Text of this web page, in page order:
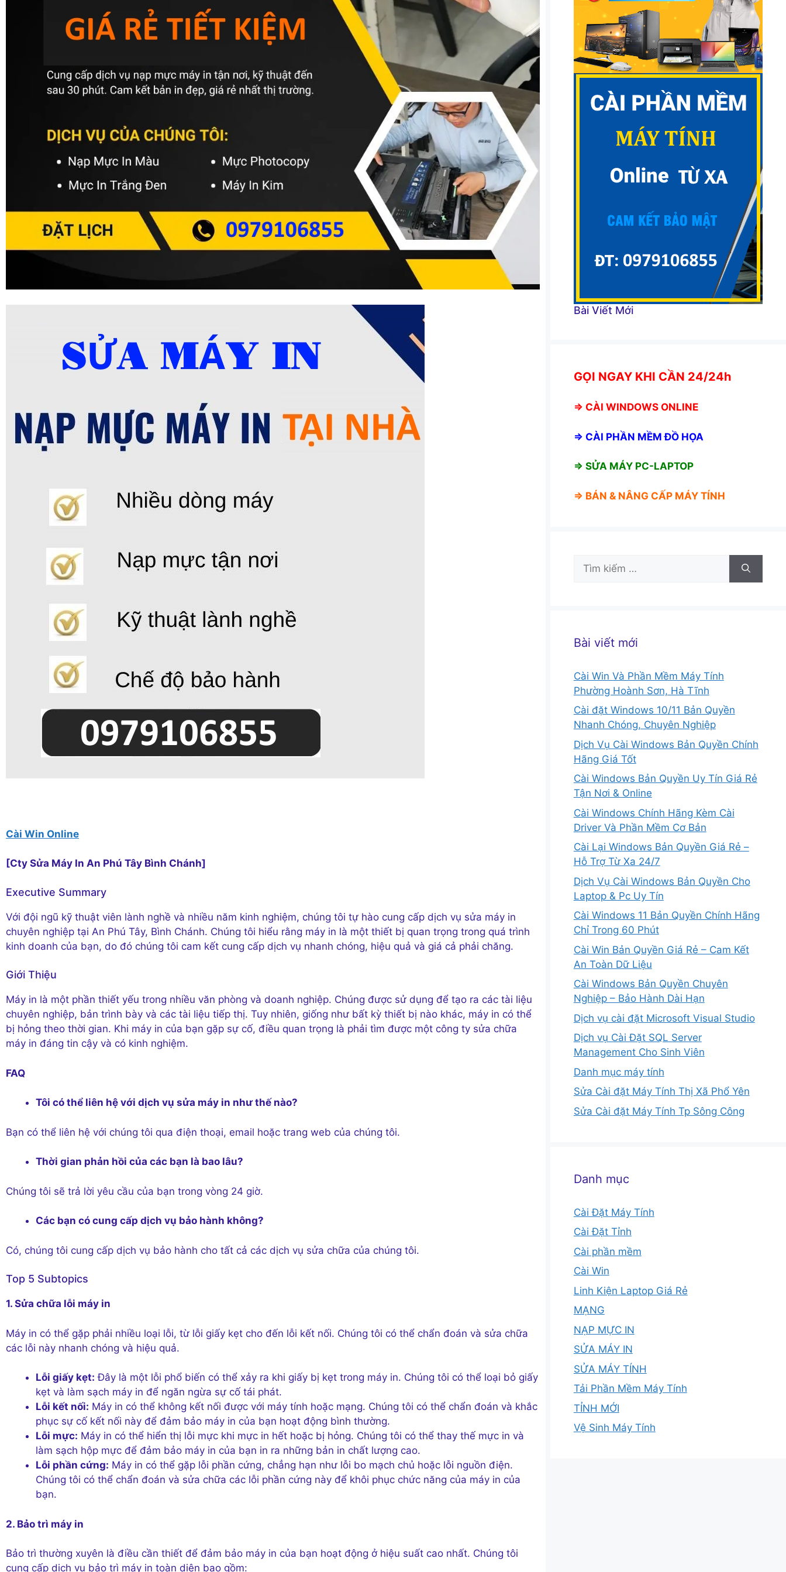
Cài Win Online
[Cty Sửa Máy In An Phú Tây Bình Chánh]
Executive Summary
Với đội ngũ kỹ thuật viên lành nghề và nhiều năm kinh nghiệm, chúng tôi tự hào cung cấp dịch vụ sửa máy in
chuyên nghiệp tại An Phú Tây, Bình Chánh. Chúng tôi hiểu rằng máy in là một thiết bị quan trọng trong quá trình
kinh doanh của bạn, do đó chúng tôi cam kết cung cấp dịch vụ nhanh chóng, hiệu quả và giá cả phải chăng.
Giới Thiệu
Máy in là một phần thiết yếu trong nhiều văn phòng và doanh nghiệp. Chúng được sử dụng để tạo ra các tài liệu
chuyên nghiệp, bản trình bày và các tài liệu tiếp thị. Tuy nhiên, giống như bất kỳ thiết bị nào khác, máy in có thể
bị hỏng theo thời gian. Khi máy in của bạn gặp sự cố, điều quan trọng là phải tìm được một công ty sửa chữa
máy in đáng tin cậy và có kinh nghiệm.
FAQ
Tôi có thể liên hệ với dịch vụ sửa máy in như thế nào?
Bạn có thể liên hệ với chúng tôi qua điện thoại, email hoặc trang web của chúng tôi.
Thời gian phản hồi của các bạn là bao lâu?
Chúng tôi sẽ trả lời yêu cầu của bạn trong vòng 24 giờ.
Các bạn có cung cấp dịch vụ bảo hành không?
Có, chúng tôi cung cấp dịch vụ bảo hành cho tất cả các dịch vụ sửa chữa của chúng tôi.
Top 5 Subtopics
1. Sửa chữa lỗi máy in
Máy in có thể gặp phải nhiều loại lỗi, từ lỗi giấy kẹt cho đến lỗi kết nối. Chúng tôi có thể chẩn đoán và sửa chữa
các lỗi này nhanh chóng và hiệu quả.
Lỗi giấy kẹt: Đây là một lỗi phổ biến có thể xảy ra khi giấy bị kẹt trong máy in. Chúng tôi có thể loại bỏ giấy
kẹt và làm sạch máy in để ngăn ngừa sự cố tái phát.
Lỗi kết nối: Máy in có thể không kết nối được với máy tính hoặc mạng. Chúng tôi có thể chẩn đoán và khắc
phục sự cố kết nối này để đảm bảo máy in của bạn hoạt động bình thường.
Lỗi mực: Máy in có thể hiển thị lỗi mực khi mực in hết hoặc bị hỏng. Chúng tôi có thể thay thế mực in và
làm sạch hộp mực để đảm bảo máy in của bạn in ra những bản in chất lượng cao.
Lỗi phần cứng: Máy in có thể gặp lỗi phần cứng, chẳng hạn như lỗi bo mạch chủ hoặc lỗi nguồn điện.
Chúng tôi có thể chẩn đoán và sửa chữa các lỗi phần cứng này để khôi phục chức năng của máy in của
bạn.
2. Bảo trì máy in
Bảo trì thường xuyên là điều cần thiết để đảm bảo máy in của bạn hoạt động ở hiệu suất cao nhất. Chúng tôi
cung cấp dịch vụ bảo trì máy in toàn diện bao gồm:
Bài Viết Mới
GỌI NGAY KHI CẦN 24/24h
⇒ CÀI WINDOWS ONLINE
⇒ CÀI PHẦN MỀM ĐỒ HỌA
⇒ SỬA MÁY PC-LAPTOP
⇒ BÁN & NÂNG CẤP MÁY TÍNH
Tìm
kiếm
Bài viết mới
Cài Win Và Phần Mềm Máy Tính
Phường Hoành Sơn, Hà Tĩnh
Cài đặt Windows 10/11 Bản Quyền
Nhanh Chóng, Chuyên Nghiệp
Dịch Vụ Cài Windows Bản Quyền Chính
Hãng Giá Tốt
Cài Windows Bản Quyền Uy Tín Giá Rẻ
Tận Nơi & Online
Cài Windows Chính Hãng Kèm Cài
Driver Và Phần Mềm Cơ Bản
Cài Lại Windows Bản Quyền Giá Rẻ –
Hỗ Trợ Từ Xa 24/7
Dịch Vụ Cài Windows Bản Quyền Cho
Laptop & Pc Uy Tín
Cài Windows 11 Bản Quyền Chính Hãng
Chỉ Trong 60 Phút
Cài Win Bản Quyền Giá Rẻ – Cam Kết
An Toàn Dữ Liệu
Cài Windows Bản Quyền Chuyên
Nghiệp – Bảo Hành Dài Hạn
Dịch vụ cài đặt Microsoft Visual Studio
Dịch vụ Cài Đặt SQL Server
Management Cho Sinh Viên
Danh mục máy tính
Sửa Cài đặt Máy Tính Thị Xã Phổ Yên
Sửa Cài đặt Máy Tính Tp Sông Công
Danh mục
Cài Đặt Máy Tính
Cài Đặt Tỉnh
Cài phần mềm
Cài Win
Linh Kiện Laptop Giá Rẻ
MẠNG
NẠP MỰC IN
SỬA MÁY IN
SỬA MÁY TÍNH
Tải Phần Mềm Máy Tính
TỈNH MỚI
Vệ Sinh Máy Tính